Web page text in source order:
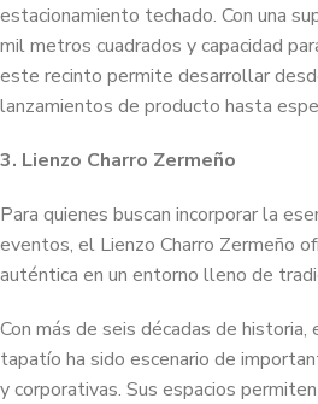
estacionamiento techado. Con una
mil metros cuadrados y capacidad
este recinto permite desarrollar
lanzamientos de producto hasta
3. Lienzo Charro Zermeño
Para quienes buscan incorporar la
eventos, el Lienzo Charro Zermeño
auténtica en un entorno lleno de
Con más de seis décadas de
tapatío ha sido escenario de
y corporativas. Sus espacios